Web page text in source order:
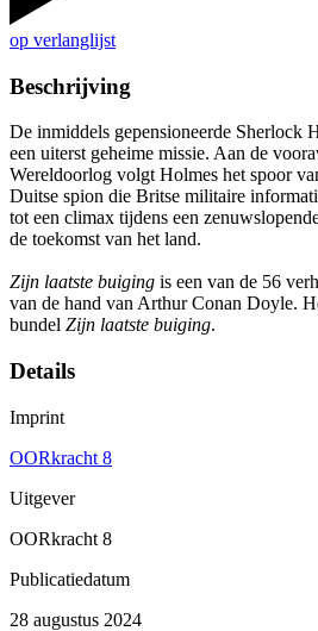
op verlanglijst
Beschrijving
De inmiddels gepensioneerde Sherlock
een uiterst geheime missie. Aan de
Wereldoorlog volgt Holmes het spoor
Duitse spion die Britse militaire
tot een climax tijdens een
de toekomst van het land.
Zijn laatste buiging is een van de 56
van de hand van Arthur Conan Doyle.
bundel Zijn laatste buiging.
Details
Imprint
OORkracht 8
Uitgever
OORkracht 8
Publicatiedatum
28 augustus 2024